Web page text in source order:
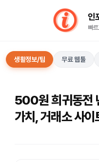
인
빠
생활정보/팁 무료 웹툴
500원 희귀동전
가치, 거래소 사이